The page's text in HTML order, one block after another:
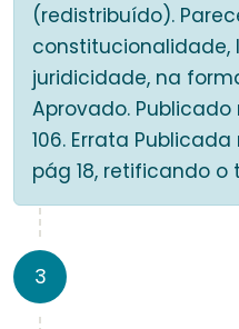
(redistribuído).
constitucionalidade,
juridicidade, na
Aprovado. Publicado
106. Errata Publicada
pág 18, retificando o
3